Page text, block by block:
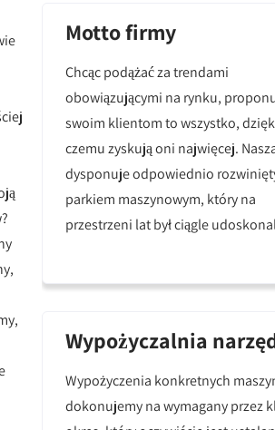
Motto firmy
Chcąc podążać za trendami
obowiązującymi na rynku,
swoim klientom to wszystko,
czemu zyskują oni najwięcej.
dysponuje odpowiednio
parkiem maszynowym, który na
przestrzeni lat był ciągle
Wypożyczalnia
Wypożyczenia konkretnych
dokonujemy na wymagany przez